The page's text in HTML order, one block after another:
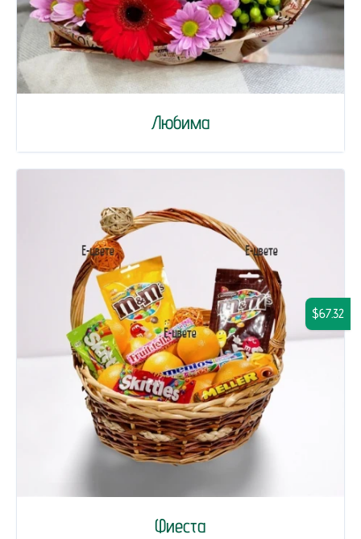
Любима
Фиеста
$67.32